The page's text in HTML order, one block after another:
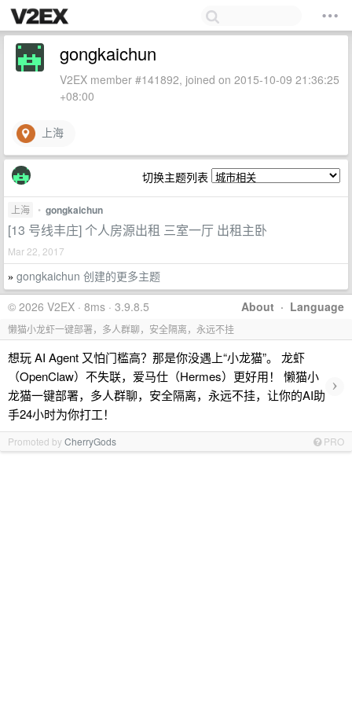
gongkaichun
V2EX member #141892, joined on 2015-10-09 21:36:25
+08:00
上海
切换主题列表
上海 • gongkaichun
[13 号线丰庄] 个人房源出租 三室一厅 出租主卧
Mar 22, 2017
» gongkaichun 创建的更多主题
About · Language
© 2026 V2EX · 8ms · 3.9.8.5
懒猫小龙虾一键部署，多人群聊，安全隔离，永远不挂
想玩 AI Agent 又怕门槛高？那是你没遇上“小龙猫”。 龙虾
（OpenClaw）不失联，爱马仕（Hermes）更好用！ 懒猫小
龙猫一键部署，多人群聊，安全隔离，永远不挂，让你的AI助
手24小时为你打工！
›
Promoted byCherryGods PRO